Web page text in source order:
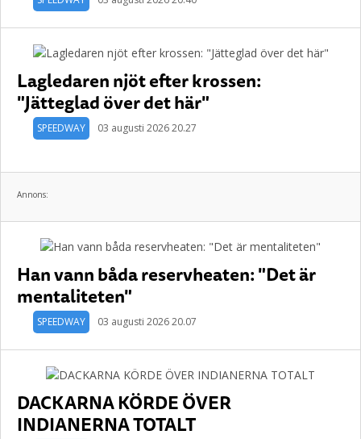
Lagledaren njöt efter krossen:
"Jätteglad över det här"
SPEEDWAY 03 augusti 2026 20.27
Annons:
Han vann båda reservheaten: "Det är
mentaliteten"
SPEEDWAY 03 augusti 2026 20.07
DACKARNA KÖRDE ÖVER
INDIANERNA TOTALT